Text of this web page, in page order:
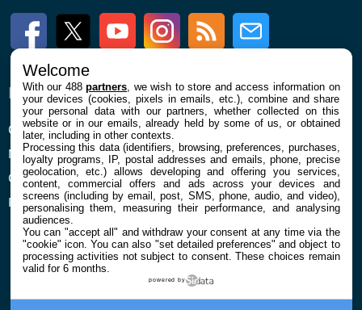
FacebookTwitter Youtube InstagramRSS Newsletter
ENTREPRISE
Qui sommes nous
Mentions légales et CGU
Confidentialité et Cookies
Préférences cookies
À PROPOS
La rédaction
Contact
Welcome
With our 488partners , we wish to store and access information on
your devices (cookies, pixels in emails, etc.), combine and share
your personal data with our partners, whether collected on this
website or in our emails, already held by some of us, or obtained
later, including in other contexts.
Processing this data (identifiers, browsing, preferences, purchases,
loyalty programs, IP, postal addresses and emails, phone, precise
geolocation, etc.) allows developing and offering you services,
content, commercial offers and ads across your devices and
screens (including by email, post, SMS, phone, audio, and video),
personalising them, measuring their performance, and analysing
audiences.
You can "accept all" and withdraw your consent at any time via the
"cookie" icon. You can also "set detailed preferences" and object to
processing activities not subject to consent. These choices remain
valid for 6 months.
powered by